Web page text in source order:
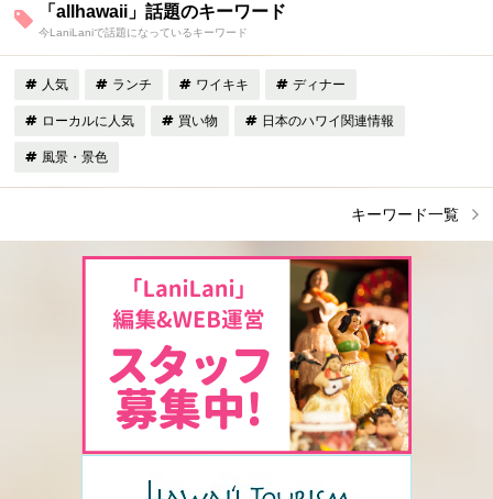
「allhawaii」話題のキーワード
今LaniLaniで話題になっているキーワード
人気 ランチ ワイキキ ディナー
ローカルに人気 買い物 日本のハワイ関連情報
風景・景色
キーワード一覧